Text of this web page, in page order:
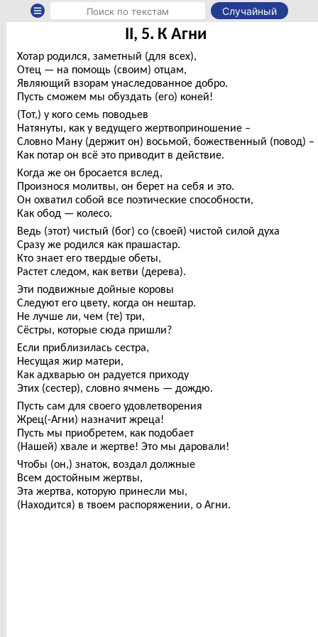
Случайный
II, 5. К Агни
Хотар родился, заметный (для всех),
Отец — на помощь (своим) отцам,
Являющий взорам унаследованное добро.
Пусть сможем мы обуздать (его) коней!
(Тот,) у кого семь поводьев
Натянуты, как у ведущего жертвоприношение –
Словно Ману (держит он) восьмой, божественный (повод) –
Как потар он всё это приводит в действие.
Когда же он бросается вслед,
Произнося молитвы, он берет на себя и это.
Он охватил собой все поэтические способности,
Как обод — колесо.
Ведь (этот) чистый (бог) со (своей) чистой силой духа
Сразу же родился как прашастар.
Кто знает его твердые обеты,
Растет следом, как ветви (дерева).
Эти подвижные дойные коровы
Следуют его цвету, когда он нештар.
Не лучше ли, чем (те) три,
Сёстры, которые сюда пришли?
Если приблизилась сестра,
Несущая жир матери,
Как адхварью он радуется приходу
Этих (сестер), словно ячмень — дождю.
Пусть сам для своего удовлетворения
Жрец(-Агни) назначит жреца!
Пусть мы приобретем, как подобает
(Нашей) хвале и жертве! Это мы даровали!
Чтобы (он,) знаток, воздал должные
Всем достойным жертвы,
Эта жертва, которую принесли мы,
(Находится) в твоем распоряжении, о Агни.